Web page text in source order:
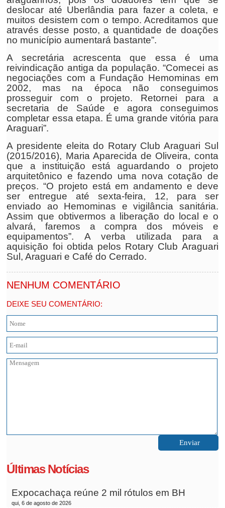
deslocar até Uberlândia para fazer a coleta, e
muitos desistem com o tempo. Acreditamos que
através desse posto, a quantidade de doações
no município aumentará bastante”.
A secretária acrescenta que essa é uma
reivindicação antiga da população. “Comecei as
negociações com a Fundação Hemominas em
2002, mas na época não conseguimos
prosseguir com o projeto. Retornei para a
secretaria de Saúde e agora conseguimos
completar essa etapa. É uma grande vitória para
Araguari”.
A presidente eleita do Rotary Club Araguari Sul
(2015/2016), Maria Aparecida de Oliveira, conta
que a instituição está aguardando o projeto
arquitetônico e fazendo uma nova cotação de
preços. “O projeto está em andamento e deve
ser entregue até sexta-feira, 12, para ser
enviado ao Hemominas e vigilância sanitária.
Assim que obtivermos a liberação do local e o
alvará, faremos a compra dos móveis e
equipamentos”. A verba utilizada para a
aquisição foi obtida pelos Rotary Club Araguari
Sul, Araguari e Café do Cerrado.
NENHUM COMENTÁRIO
DEIXE SEU COMENTÁRIO:
Últimas Notícias
Expocachaça reúne 2 mil rótulos em BH
qui, 6 de agosto de 2026